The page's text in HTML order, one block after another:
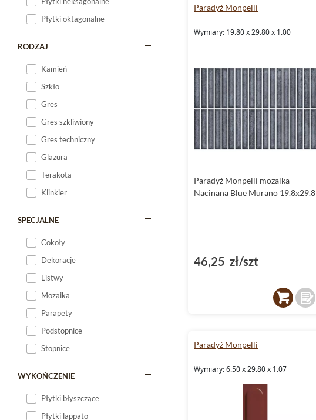
Płytki oktagonalne
RODZAJ
Kamień
Szkło
Gres
Gres szkliwiony
Gres techniczny
Glazura
Terakota
Klinkier
SPECJALNE
Cokoły
Dekoracje
Listwy
Mozaika
Parapety
Podstopnice
Stopnice
WYKOŃCZENIE
Płytki błyszczące
Płytki lappato
Paradyż Monpelli
Wymiary: 19.80 x 29.80 x 1.00
Paradyż Monpelli mozaika
Nacinana Blue Murano 19.8x29.8
46,25 zł/szt
Paradyż Monpelli
Wymiary: 6.50 x 29.80 x 1.07